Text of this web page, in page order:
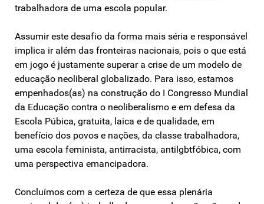
trabalhadora de uma escola popular.
Assumir este desafio da forma mais séria e responsável
implica ir além das fronteiras nacionais, pois o que está
em jogo é justamente superar a crise de um modelo de
educação neoliberal globalizado. Para isso, estamos
empenhados(as) na construção do I Congresso Mundial
da Educação contra o neoliberalismo e em defesa da
Escola Púbica, gratuita, laica e de qualidade, em
benefício dos povos e nações, da classe trabalhadora,
uma escola feminista, antirracista, antilgbtfóbica, com
uma perspectiva emancipadora.
Concluímos com a certeza de que essa plenária